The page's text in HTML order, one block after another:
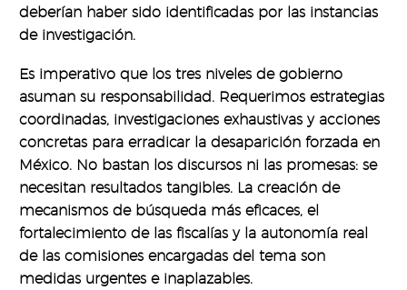
deberían haber sido identificadas por las instancias
de investigación.
Es imperativo que los tres niveles de gobierno
asuman su responsabilidad. Requerimos estrategias
coordinadas, investigaciones exhaustivas y acciones
concretas para erradicar la desaparición forzada en
México. No bastan los discursos ni las promesas: se
necesitan resultados tangibles. La creación de
mecanismos de búsqueda más eficaces, el
fortalecimiento de las fiscalías y la autonomía real
de las comisiones encargadas del tema son
medidas urgentes e inaplazables.